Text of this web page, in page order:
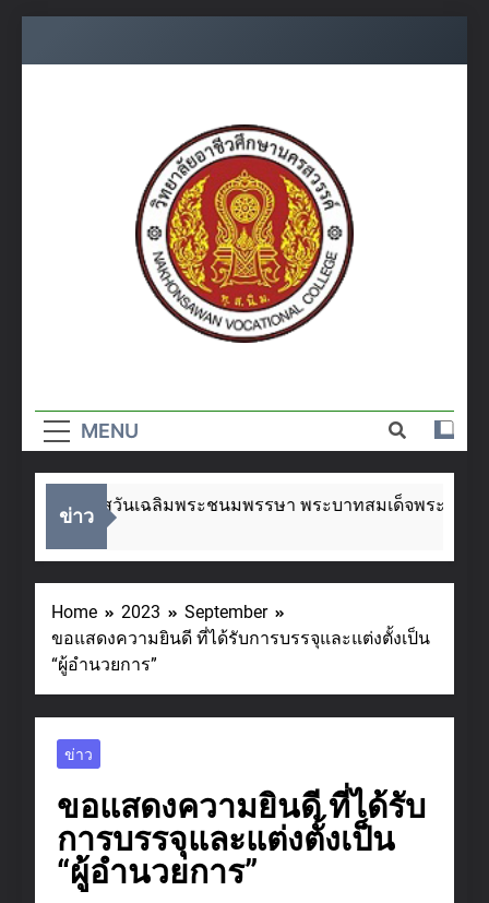
อาชีวศึกษา
นครสวรรค์
MENU
ข่าว
งในโอกาสวันเฉลิมพระชนมพรรษา พระบาทสมเด็จพระเจ้าอยู่
Home 2023
September
ขอแสดงความยินดี ที่ได้รับการบรรจุและแต่งตั้งเป็น
“ผู้อำนวยการ”
ข่าว
ขอแสดงความยินดี ที่ได้รับ
การบรรจุและแต่งตั้งเป็น
“ผู้อำนวยการ”